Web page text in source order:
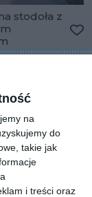
na
do
takie jak
i treści oraz
stodoła z